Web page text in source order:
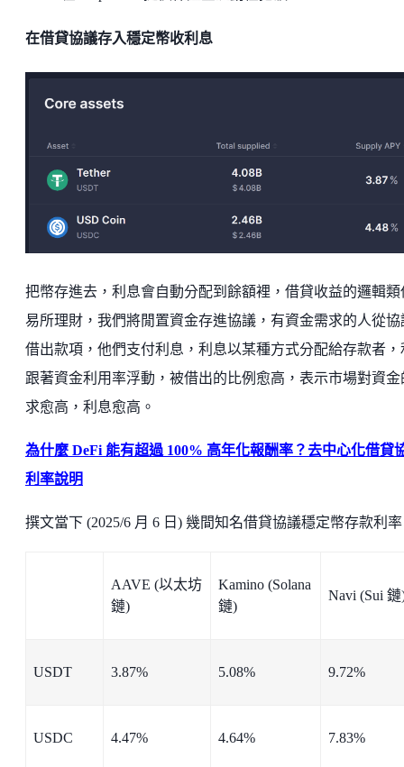
在借貸協議存入穩定幣收利息
把幣存進去，利息會自動分配到餘額裡，借貸收益的邏輯類
易所理財，我們將閒置資金存進協議，有資金需求的人從協
借出款項，他們支付利息，利息以某種方式分配給存款者，
跟著資金利用率浮動，被借出的比例愈高，表示市場對資金
求愈高，利息愈高。
為什麼 DeFi 能有超過 100% 高年化報酬率？去中心化借貸
利率說明
撰文當下 (2025/6 月 6 日) 幾間知名借貸協議穩定幣存款利
AAVE (以太坊
鏈)
Kamino (Solana
鏈)
Navi (Sui 鏈
USDT 3.87% 5.08% 9.72%
USDC 4.47% 4.64% 7.83%